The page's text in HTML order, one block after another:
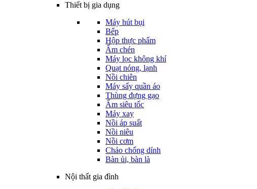
Thiết bị gia dụng
Máy hút bụi
Bếp
Hộp thực phẩm
Ấm chén
Máy lọc không khí
Quạt nóng, lạnh
Nồi chiên
Máy sấy quần áo
Thùng đựng gạo
Ấm siêu tốc
Máy xay
Nồi áp suất
Nồi niêu
Nồi cơm
Chảo chống dính
Bàn ủi, bàn là
Nội thất gia đình